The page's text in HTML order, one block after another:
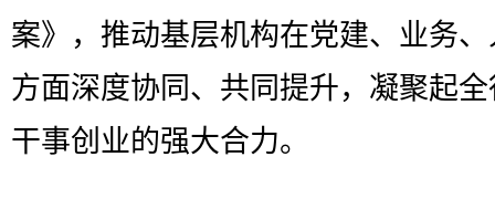
案》，推动基层机构在党建、业务
方面深度协同、共同提升，凝聚起
干事创业的强大合力。